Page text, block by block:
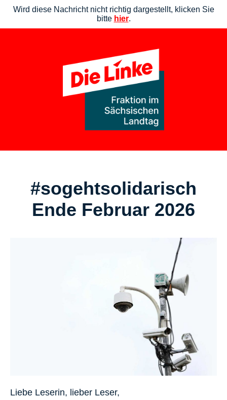
Wird diese Nachricht nicht richtig dargestellt, klicken Sie
bitte hier.
#sogeht­solidarisch
Ende Februar 2026
Liebe Leserin, lieber Leser,